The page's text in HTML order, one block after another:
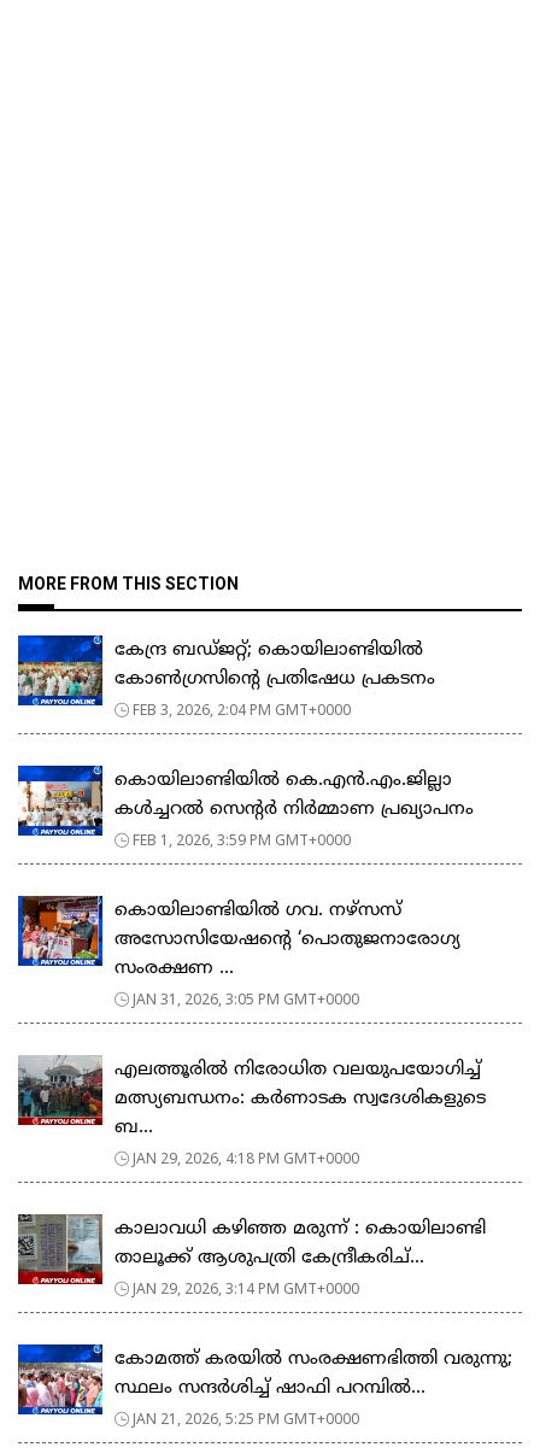
MORE FROM THIS SECTION
കേന്ദ്ര ബഡ്ജറ്റ്; കൊയിലാണ്ടിയിൽ
കോൺഗ്രസിന്റെ പ്രതിഷേധ പ്രകടനം
FEB 3, 2026, 2:04 PM GMT+0000
കൊയിലാണ്ടിയിൽ കെ.എൻ.എം.ജില്ലാ
കൾച്ചറൽ സെന്റർ നിർമ്മാണ പ്രഖ്യാപനം
FEB 1, 2026, 3:59 PM GMT+0000
കൊയിലാണ്ടിയിൽ ഗവ. നഴ്സസ്
അസോസിയേഷന്റെ ‘പൊതുജനാരോഗ്യ
സംരക്ഷണ ...
JAN 31, 2026, 3:05 PM GMT+0000
എലത്തൂരിൽ നിരോധിത വലയുപയോഗിച്ച്
മത്സ്യബന്ധനം: കർണാടക സ്വദേശികളുടെ
ബ...
JAN 29, 2026, 4:18 PM GMT+0000
കാലാവധി കഴിഞ്ഞ മരുന്ന് : കൊയിലാണ്ടി
താലൂക്ക് ആശുപത്രി കേന്ദ്രീകരിച്...
JAN 29, 2026, 3:14 PM GMT+0000
കോമത്ത് കരയിൽ സംരക്ഷണഭിത്തി വരുന്നു;
സ്ഥലം സന്ദർശിച്ച് ഷാഫി പറമ്പിൽ...
JAN 21, 2026, 5:25 PM GMT+0000